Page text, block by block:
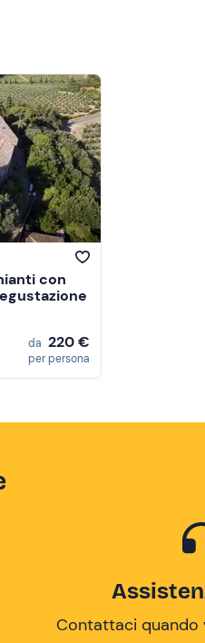
con
da 220 €
per persona
Contattaci quando